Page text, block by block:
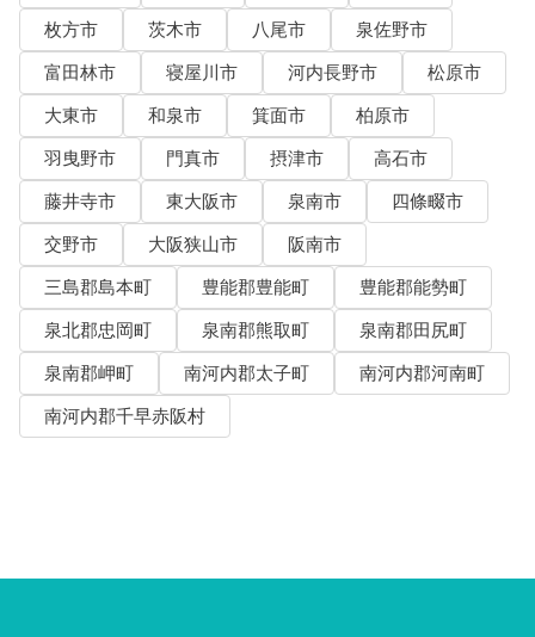
枚方市
茨木市 八尾市
泉佐野市
富田林市
寝屋川市 河内長野市
松原市
大東市
和泉市 箕面市
柏原市
羽曳野市
門真市 摂津市
高石市
藤井寺市
東大阪市 泉南市
四條畷市
交野市
大阪狭山市
阪南市
三島郡島本町
豊能郡豊能町
豊能郡能勢町
泉北郡忠岡町
泉南郡熊取町
泉南郡田尻町
泉南郡岬町
南河内郡太子町
南河内郡河南町
南河内郡千早赤阪村